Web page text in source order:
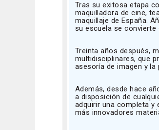
Tras su exitosa etapa
maquilladora de cine,
maquillaje de España.
su escuela se
Treinta años después,
multidisciplinares, que
asesoría de imagen y
Además, desde hace
a disposición de
adquirir una completa
más innovadores